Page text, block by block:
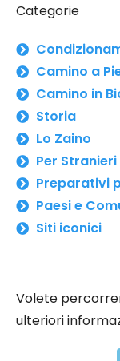
Categorie
Camino a
Camino in
Storia
Lo Zaino
Per Stranieri
Preparativi
Paesi e
Siti iconici
Volete
ulteriori